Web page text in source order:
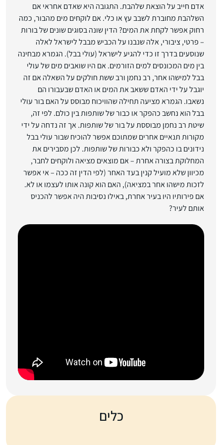
אדם חייב על הוצאת שלהבת. התגובה היא שאדם אחראי אם
השלהבת מחוברת לשבב עץ או כלי. אם לוקחים מים מהבור, כמה
רחוק אפשר לקחת את המים? הדין שונה בסוגים שונים של בורות
– פרטי, ציבורי, אלה שנבנו על הכביש מבבל לישראל לאלה
שנוסעים בדרך זו כדי להגיע לישראל (עולי בבל). הגמרא מבחינה
בין מים המכונסים למים הזורמים. אם היו שואבים מים של עולי
בבל למישהו אחר, רב נחמן ורב ששת חולקים על השאלה אם זה
יוגבל על ידי האדם ששאב את המים או האדם שבעבורו הם
נשאבו. הגמרא מציעה תחילה שהוויכוח מבוסס על האם בור עולי
בבל הוא נחשב כהפקר או כבור של שותפות בין כולם. לפי זה,
שיטת רב נחמן מבוססת על בור של שותפות. אך זה נדחה על ידי
מקורות תנאיים אחרים שמתוכם אפשר להוכיח שבור עולי בבל
נידונים בו כהפקר ולא כבורות של שותפות. לכן מסבירים את
המחלוקת בצורה אחרת – אם מוצאים מציאה ולוקחים לחבר,
מכיוון שלא מועיל קנין בעד האחר (לפי הדין זה ככה – אי אפשר
לזכות מישהו אחר במציאה), האם הוא קונה אותו לעצמו או לא.
אם פירותיו היו בעיר אחרת, באילו נסיבות היה אפשר להכניס
אותם לעיר?
כלים